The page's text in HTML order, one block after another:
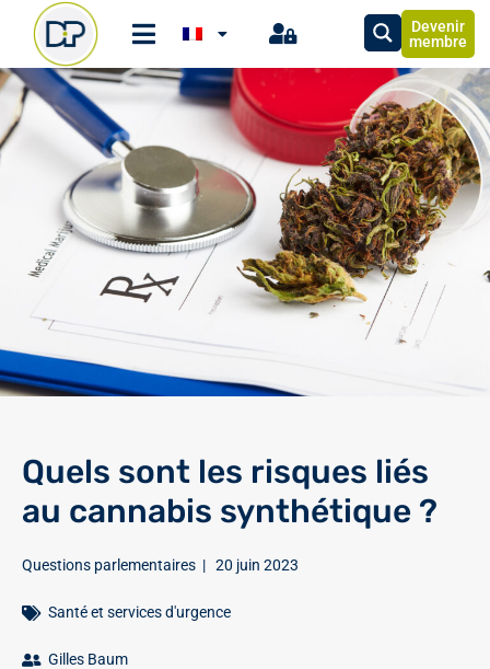
Devenir
membre
Quels sont les risques liés
au cannabis synthétique ?
Questions parlementaires | 20 juin 2023
Santé et services d'urgence
Gilles Baum